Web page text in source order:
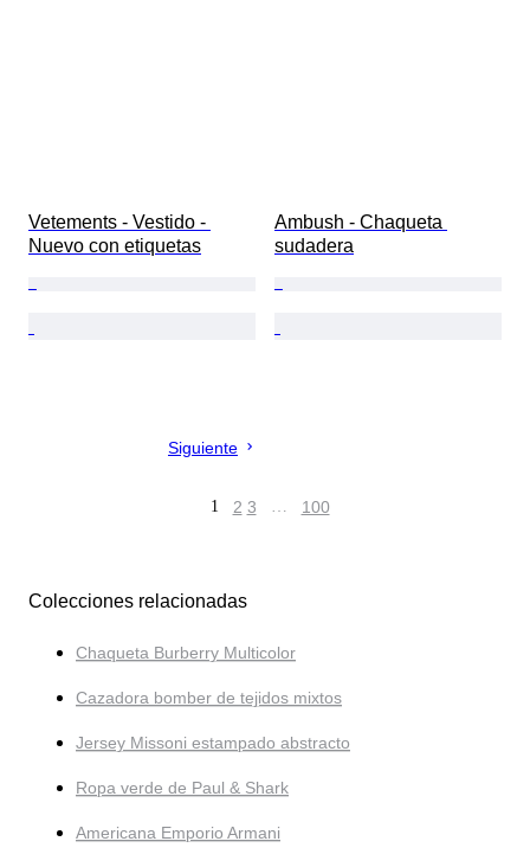
Vetements - Vestido -
Nuevo con etiquetas
Ambush - Chaqueta
sudadera
Siguiente
1 2 3 … 100
Colecciones relacionadas
Chaqueta Burberry Multicolor
Cazadora bomber de tejidos mixtos
Jersey Missoni estampado abstracto
Ropa verde de Paul & Shark
Americana Emporio Armani